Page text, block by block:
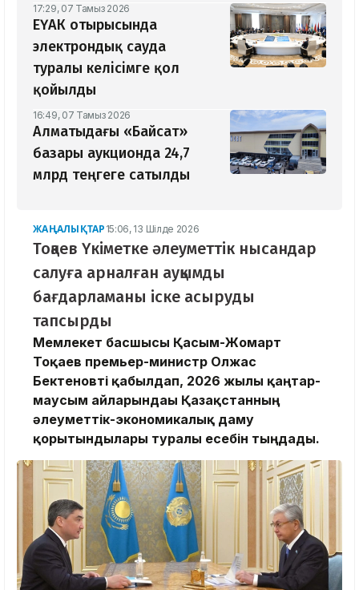
17:29, 07 Тамыз 2026
ЕҮАК отырысында
электрондық сауда
туралы келісімге қол
қойылды
16:49, 07 Тамыз 2026
Алматыдағы «Байсат»
базары аукционда 24,7
млрд теңгеге сатылды
ЖАҢАЛЫҚТАР 15:06, 13 Шілде 2026
Тоқаев Үкіметке әлеуметтік нысандар
салуға арналған ауқымды
бағдарламаны іске асыруды
тапсырды
Мемлекет басшысы Қасым-Жомарт
Тоқаев премьер-министр Олжас
Бектеновті қабылдап, 2026 жылғы қаңтар-
маусым айларындағы Қазақстанның
әлеуметтік-экономикалық даму
қорытындылары туралы есебін тыңдады.